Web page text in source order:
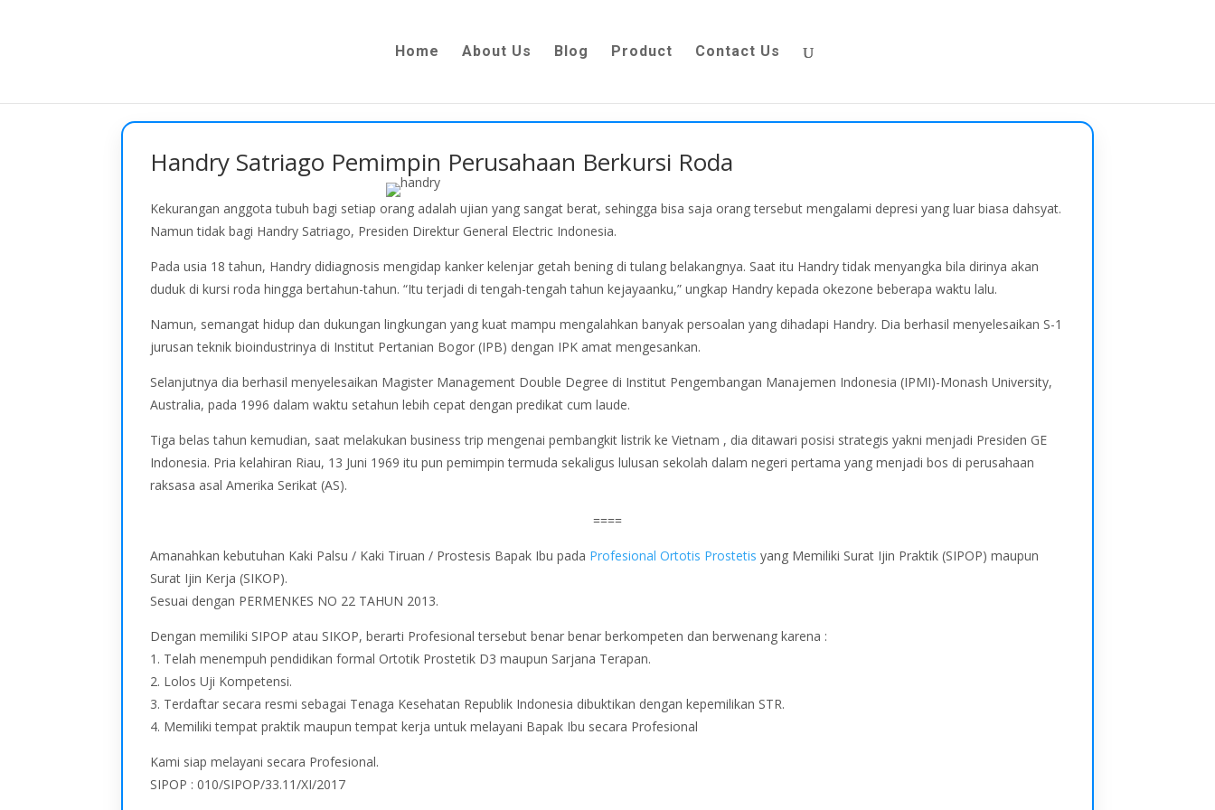
Home About Us Blog Product Contact Us
Handry Satriago Pemimpin Perusahaan Berkursi Roda
Kekurangan anggota tubuh bagi setiap orang adalah ujian yang sangat berat, sehingga bisa saja orang tersebut mengalami depresi yang luar biasa dahsyat.
Namun tidak bagi Handry Satriago, Presiden Direktur General Electric Indonesia.
Pada usia 18 tahun, Handry didiagnosis mengidap kanker kelenjar getah bening di tulang belakangnya. Saat itu Handry tidak menyangka bila dirinya akan
duduk di kursi roda hingga bertahun-tahun. “Itu terjadi di tengah-tengah tahun kejayaanku,” ungkap Handry kepada okezone beberapa waktu lalu.
Namun, semangat hidup dan dukungan lingkungan yang kuat mampu mengalahkan banyak persoalan yang dihadapi Handry. Dia berhasil menyelesaikan S-1
jurusan teknik bioindustrinya di Institut Pertanian Bogor (IPB) dengan IPK amat mengesankan.
Selanjutnya dia berhasil menyelesaikan Magister Management Double Degree di Institut Pengembangan Manajemen Indonesia (IPMI)-Monash University,
Australia, pada 1996 dalam waktu setahun lebih cepat dengan predikat cum laude.
Tiga belas tahun kemudian, saat melakukan business trip mengenai pembangkit listrik ke Vietnam , dia ditawari posisi strategis yakni menjadi Presiden GE
Indonesia. Pria kelahiran Riau, 13 Juni 1969 itu pun pemimpin termuda sekaligus lulusan sekolah dalam negeri pertama yang menjadi bos di perusahaan
raksasa asal Amerika Serikat (AS).
====
Amanahkan kebutuhan Kaki Palsu / Kaki Tiruan / Prostesis Bapak Ibu pada Profesional Ortotis Prostetis yang Memiliki Surat Ijin Praktik (SIPOP) maupun
Surat Ijin Kerja (SIKOP).
Sesuai dengan PERMENKES NO 22 TAHUN 2013.
Dengan memiliki SIPOP atau SIKOP, berarti Profesional tersebut benar benar berkompeten dan berwenang karena :
1. Telah menempuh pendidikan formal Ortotik Prostetik D3 maupun Sarjana Terapan.
2. Lolos Uji Kompetensi.
3. Terdaftar secara resmi sebagai Tenaga Kesehatan Republik Indonesia dibuktikan dengan kepemilikan STR.
4. Memiliki tempat praktik maupun tempat kerja untuk melayani Bapak Ibu secara Profesional
Kami siap melayani secara Profesional.
SIPOP : 010/SIPOP/33.11/XI/2017